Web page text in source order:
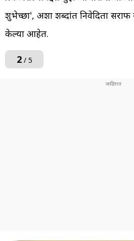
शुभेच्छा', अशा शब्दांत निवेदिता सराफ
केल्या आहेत.
2/ 5